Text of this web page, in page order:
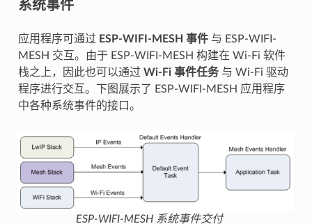
系统事件
应用程序可通过 ESP-WIFI-MESH 事件与 ESP-WIFI-
MESH 交互。由于 ESP-WIFI-MESH 构建在 Wi-Fi 软件
栈之上，因此也可以通过 Wi-Fi 事件任务与 Wi-Fi 驱动
程序进行交互。下图展示了 ESP-WIFI-MESH 应用程序
中各种系统事件的接口。
ESP-WIFI-MESH 系统事件交付